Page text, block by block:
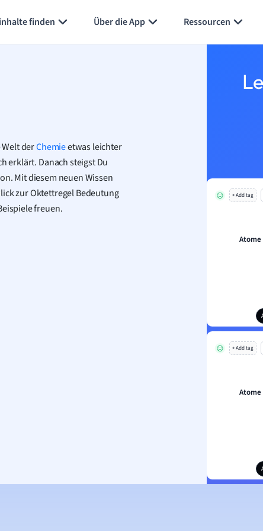
finden Über die App Ressourcen
derChemieetwas leichter
erklärt. Danach steigst Du
Mit diesem neuen Wissen
zur Oktettregel Bedeutung
freuen.
+ Add tag
+ Add tag